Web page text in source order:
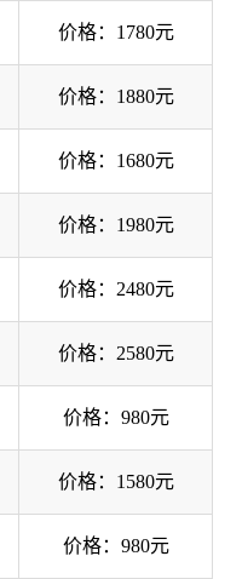
价格：1780元
价格：1880元
价格：1680元
价格：1980元
价格：2480元
价格：2580元
价格：980元
价格：1580元
价格：980元